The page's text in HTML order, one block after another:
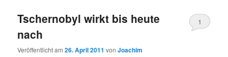
Tschernobyl wirkt bis heute
nach
Veröffentlicht am26. April 2011 vonJoachim
1